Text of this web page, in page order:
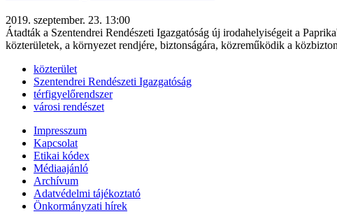
2019. szeptember. 23. 13:00
Átadták a Szentendrei Rendészeti Igazgatóság új irodahelyiségeit a
közterületek, a környezet rendjére, biztonságára, közreműködik a
közterület
Szentendrei Rendészeti Igazgatóság
térfigyelőrendszer
városi rendészet
Impresszum
Kapcsolat
Etikai kódex
Médiaajánló
Archívum
Adatvédelmi tájékoztató
Önkormányzati hírek